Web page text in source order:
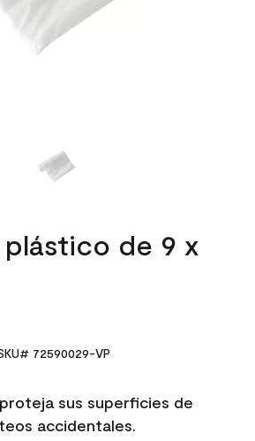
plástico de 9 x
72590029-VP
sus superficies de
accidentales.